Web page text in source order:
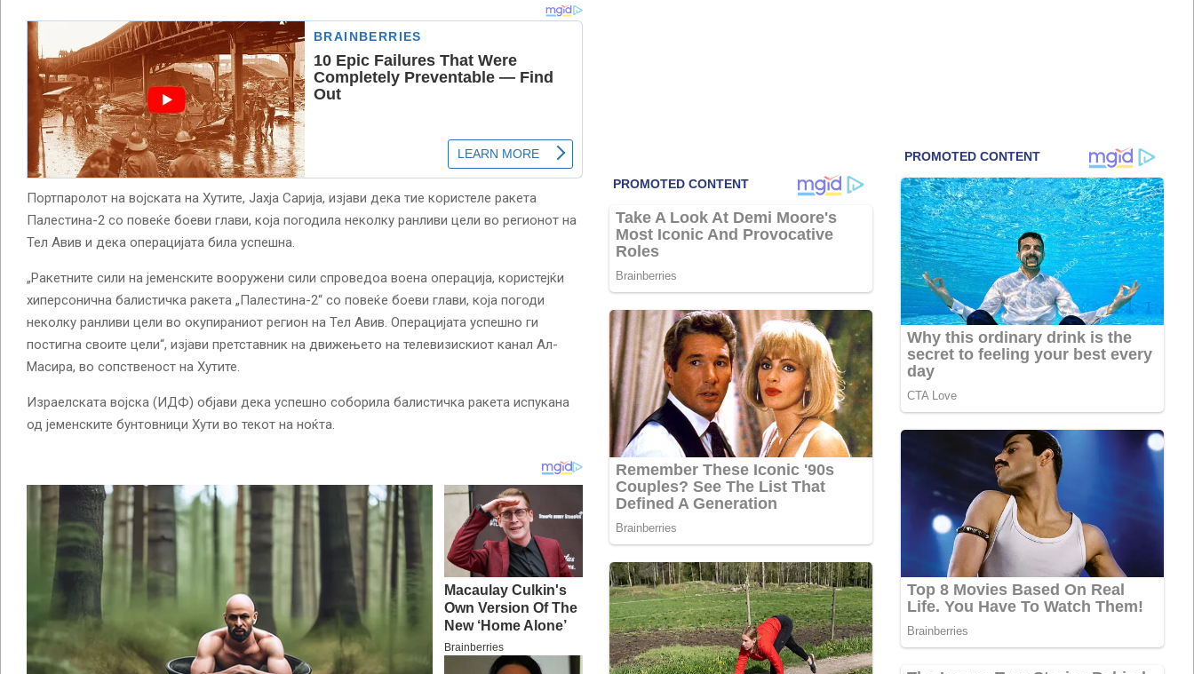
Портпаролот на војската на Хутите, Јахја Сарија, изјави дека тие користеле ракета
Палестина-2 со повеќе боеви глави, која погодила неколку ранливи цели во регионот на
Тел Авив и дека операцијата била успешна.
„Ракетните сили на јеменските вооружени сили спроведоа воена операција, користејќи
хиперсонична балистичка ракета „Палестина-2“ со повеќе боеви глави, која погоди
неколку ранливи цели во окупираниот регион на Тел Авив. Операцијата успешно ги
постигна своите цели“, изјави претставник на движењето на телевизискиот канал Ал-
Масира, во сопственост на Хутите.
Израелската војска (ИДФ) објави дека успешно соборила балистичка ракета испукана
од јеменските бунтовници Хути во текот на ноќта.